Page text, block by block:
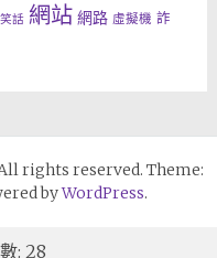
笑話 網站 網路 虛擬機 詐
rights reserved. Theme:
byWordPress.
: 28